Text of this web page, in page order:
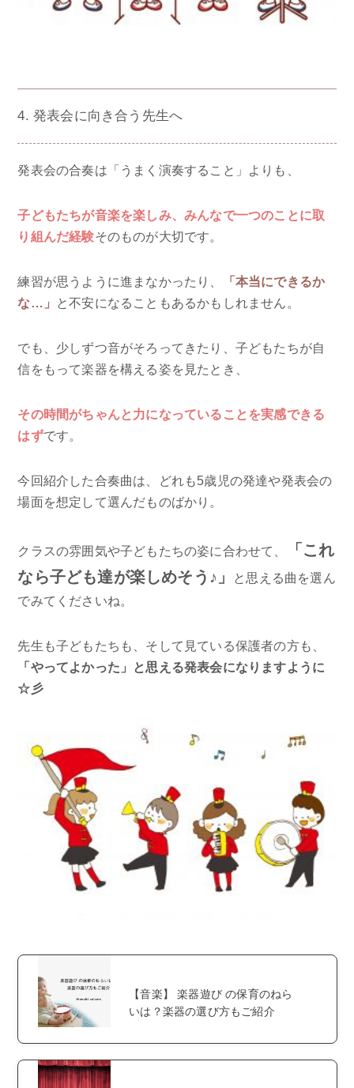
4. 発表会に向き合う先生へ
発表会の合奏は「うまく演奏すること」よりも、
子どもたちが音楽を楽しみ、みんなで一つのことに取
り組んだ経験そのものが大切です。
練習が思うように進まなかったり、
「本当にできるか
な…」
と不安になることもあるかもしれません。
でも、少しずつ音がそろってきたり、子どもたちが自
信をもって楽器を構える姿を見たとき、
その時間がちゃんと力になっていることを実感できる
はずです。
今回紹介した合奏曲は、どれも5歳児の発達や発表会の
場面を想定して選んだものばかり。
クラスの雰囲気や子どもたちの姿に合わせて、
「これ
なら子ども達が楽しめそう♪」
と思える曲を選ん
でみてくださいね。
先生も子どもたちも、そして見ている保護者の方も、
「やってよかった」と思える発表会になりますように
☆彡
【音楽】 楽器遊び の保育のねら
いは？楽器の選び方もご紹介